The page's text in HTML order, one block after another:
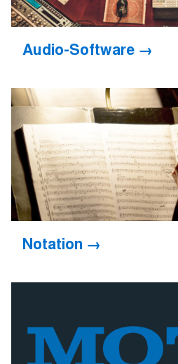
Audio-Software
Notation